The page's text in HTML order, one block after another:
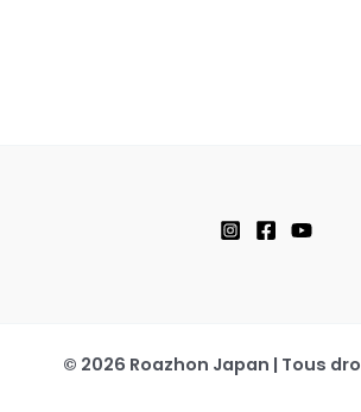
© 2026 Roazhon Japan | Tous